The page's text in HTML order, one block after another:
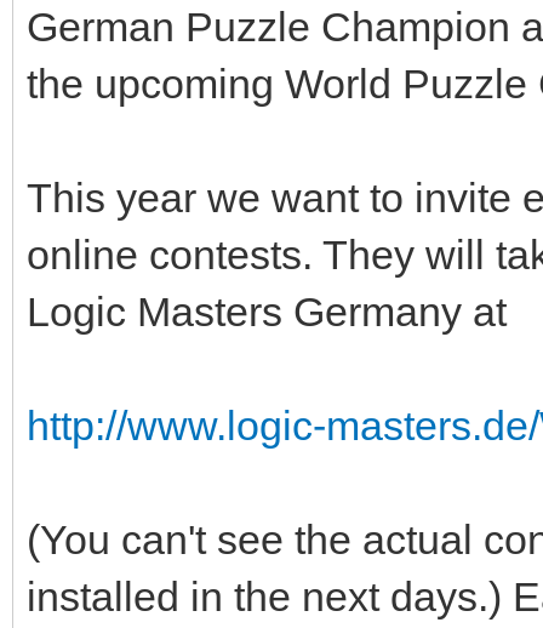
German Puzzle Champion
the upcoming World
This year we want to invite
online contests. They will
Logic Masters Germany at
http://www.logic-
(You can't see the actual
installed in the next days.)